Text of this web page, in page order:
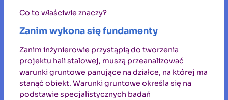
Co to właściwie znaczy?
Zanim wykona się fundamenty
Zanim inżynierowie przystąpią do tworzenia
projektu hali stalowej, muszą przeanalizować
warunki gruntowe panujące na działce, na której ma
stanąć obiekt. Warunki gruntowe określa się na
podstawie specjalistycznych badań